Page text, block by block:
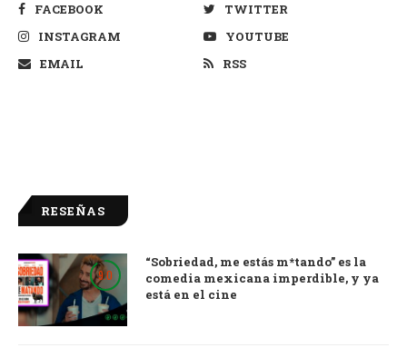
FACEBOOK
TWITTER
INSTAGRAM
YOUTUBE
EMAIL
RSS
RESEÑAS
9.0
“Sobriedad, me estás m*tando” es la
comedia mexicana imperdible, y ya
está en el cine